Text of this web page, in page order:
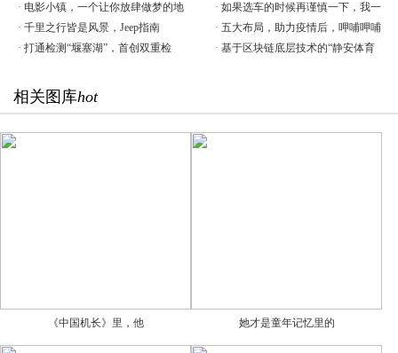
· 电影小镇，一个让你放肆做梦的地 · 如果选车的时候再谨慎一下，我一
· 千里之行皆是风景，Jeep指南 · 五大布局，助力疫情后，呷哺呷哺
· 打通检测“堰塞湖”，首创双重检 · 基于区块链底层技术的“静安体育
相关图库hot
《中国机长》里，他 她才是童年记忆里的